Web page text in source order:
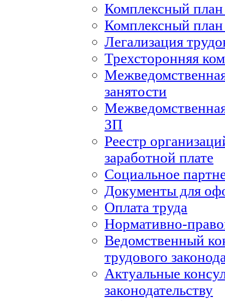
Комплексный
Комплексный
Легализация
Трехсторонняя
занятости
ЗП
Реестр
заработной плате
Социальное
Документы для
Оплата труда
Нормативно-
Ведомственный
трудового
Актуальные
законодательству